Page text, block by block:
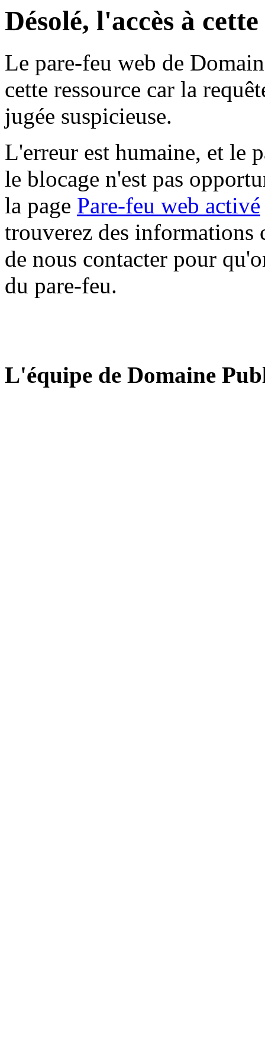
Désolé, l'accès à
Le pare-feu web de
cette ressource car la
jugée suspicieuse.
L'erreur est humaine, et le
le blocage n'est pas
la page Pare-feu web activé
trouverez des informations
de nous contacter pour
du pare-feu.
L'équipe de Domaine